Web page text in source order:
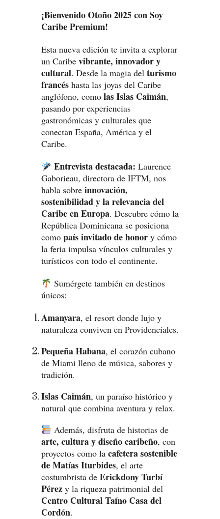
¡Bienvenido Otoño 2025 con Soy
Caribe Premium!
Esta nueva edición te invita a explorar
un Caribe vibrante, innovador y
cultural. Desde la magia del turismo
francés hasta las joyas del Caribe
anglófono, como las Islas Caimán,
pasando por experiencias
gastronómicas y culturales que
conectan España, América y el
Caribe.
Entrevista destacada: Laurence
Gaborieau, directora de IFTM, nos
habla sobre innovación,
sostenibilidad y la relevancia del
Caribe en Europa. Descubre cómo la
República Dominicana se posiciona
como país invitado de honor y cómo
la feria impulsa vínculos culturales y
turísticos con todo el continente.
Sumérgete también en destinos
únicos:
Amanyara, el resort donde lujo y
naturaleza conviven en Providenciales.
Pequeña Habana, el corazón cubano
de Miami lleno de música, sabores y
tradición.
Islas Caimán, un paraíso histórico y
natural que combina aventura y relax.
Además, disfruta de historias de
arte, cultura y diseño caribeño, con
proyectos como la cafetera sostenible
de Matías Iturbides, el arte
costumbrista de Erickdony Turbí
Pérez y la riqueza patrimonial del
Centro Cultural Taíno Casa del
Cordón.